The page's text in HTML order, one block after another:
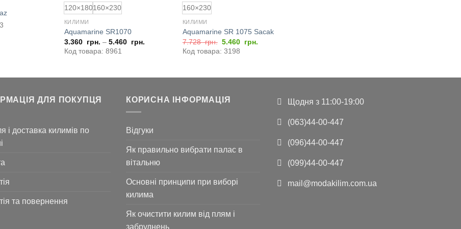
120×180160×230
КИЛИМИ
Aquamarine SR1070
3.360 грн. – 5.460 грн.
Код товара: 8961
160×230
КИЛИМИ
Aquamarine SR 1075 Sacak
7.728грн. Оригінальна
ціна:
7.728
5.460 грн.
Код товара: 3198
ДЛЯ ПОКУПЦЯ
і доставка килимів по
та повернення
КОРИСНА ІНФОРМАЦІЯ
Відгуки
Як правильно вибрати палас в
вітальню
Основні принципи при виборі
килима
Як очистити килим від плям і
забруднень
Щодня з 11:00-19:00
(063)44-00-447
(096)44-00-447
(099)44-00-447
mail@modakilim.com.ua